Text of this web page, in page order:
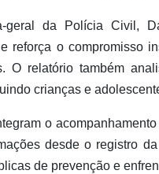
geral da Polícia Civil,
reforça o compromisso
O relatório também
crianças e
o
desde o registro
de prevenção e